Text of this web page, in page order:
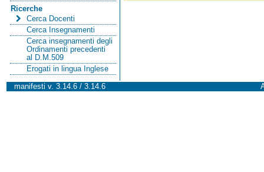
Ricerche
Cerca Docenti
Cerca Insegnamenti
Cerca insegnamenti degli
Ordinamenti precedenti
al D.M.509
Erogati in lingua Inglese
manifesti v. 3.14.6 / 3.14.6